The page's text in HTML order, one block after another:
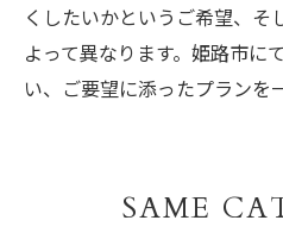
くしたいかというご希望、そ
よって異なります。姫路市に
い、ご要望に添ったプランを
SAME